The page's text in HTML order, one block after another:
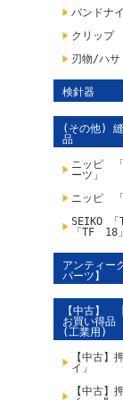
バンドナ
クリッ
刃物/ハサ
検針器
(その他) 縫
品
ニッピ
ーツ」
ニッピ 「
SEIKO
「TF
アンティー
パーツ】
【中古】
お買い得
(工業用)
【中古
イ」
【中古